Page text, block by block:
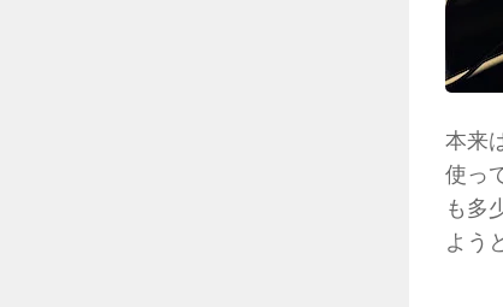
本来
使っ
も多
よう